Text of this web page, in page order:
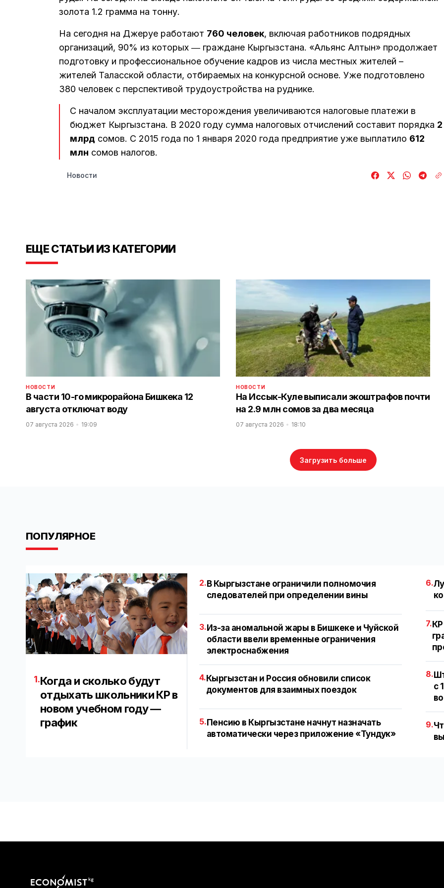
золота 1.2 грамма на тонну.
На сегодня на Джеруе работают 760 человек, включая работников подрядных
организаций, 90% из которых ― граждане Кыргызстана. «Альянс Алтын» продолжает
подготовку и профессиональное обучение кадров из числа местных жителей –
жителей Таласской области, отбираемых на конкурсной основе. Уже подготовлено
380 человек с перспективой трудоустройства на руднике.
С началом эксплуатации месторождения увеличиваются налоговые платежи в
бюджет Кыргызстана. В 2020 году сумма налоговых отчислений составит порядка 2
млрд сомов. С 2015 года по 1 января 2020 года предприятие уже выплатило 612
млн сомов налогов.
Новости
ЕЩЕ СТАТЬИ ИЗ КАТЕГОРИИ
НОВОСТИ
В части 10-го микрорайона Бишкека 12
августа отключат воду
07 августа 2026 19:09
НОВОСТИ
На Иссык-Куле выписали экоштрафов почти
на 2.9 млн сомов за два месяца
07 августа 2026 18:10
Загрузить больше
ПОПУЛЯРНОЕ
1.Когда и сколько будут
отдыхать школьники КР в
новом учебном году —
график
2. В Кыргызстане ограничили полномочия
следователей при определении вины
3.Из-за аномальной жары в Бишкеке и Чуйской
области ввели временные ограничения
электроснабжения
4.Кыргызстан и Россия обновили список
документов для взаимных поездок
5.Пенсию в Кыргызстане начнут назначать
автоматически через приложение «Тундук»
6.
7.
8.
с
9.